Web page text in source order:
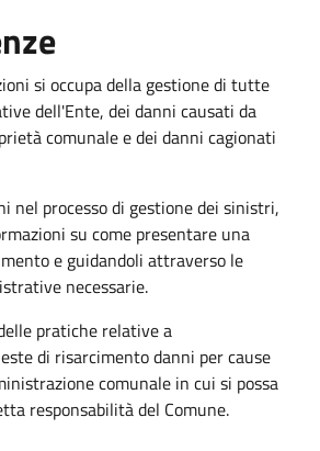
si occupa della gestione di tutte
dell'Ente, dei danni causati da
comunale e dei danni cagionati
nel processo di gestione dei sinistri,
su come presentare una
e guidandoli attraverso le
necessarie.
pratiche relative a
di risarcimento danni per cause
comunale in cui si possa
responsabilità del Comune.